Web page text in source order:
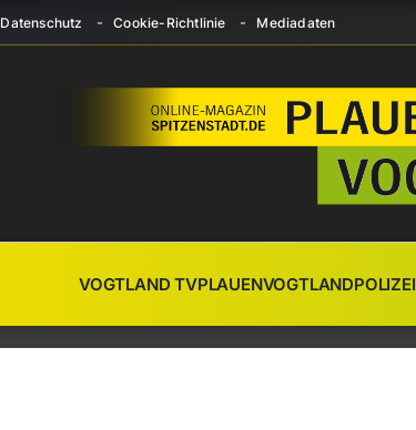
Datenschutz Cookie-Richtlinie Mediadaten
VOGTLAND TVPLAUENVOGTLANDPOLIZEI